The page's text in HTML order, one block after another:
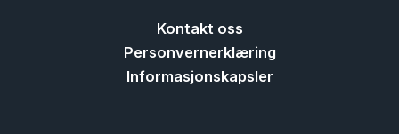
Kontakt oss
Personvernerklæring
Informasjonskapsler